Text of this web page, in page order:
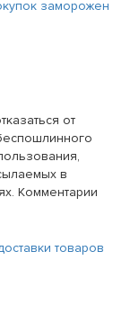
заморожен
от
в
Комментарии
товаров